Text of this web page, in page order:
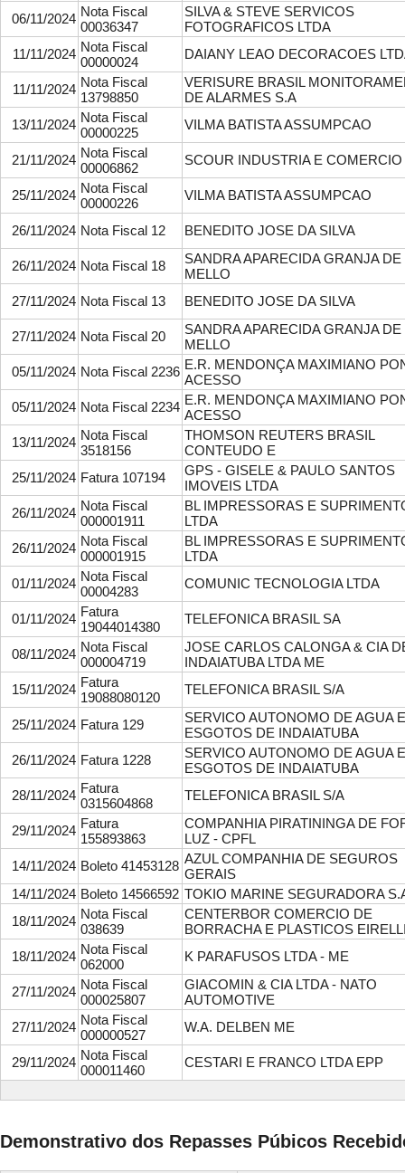
06/11/2024 Nota Fiscal
00036347
SILVA & STEVE SERVICOS
FOTOGRAFICOS LTDA
11/11/2024 Nota Fiscal
00000024
DAIANY LEAO DECORACOES
11/11/2024 Nota Fiscal
13798850
VERISURE BRASIL
DE ALARMES S.A
13/11/2024 Nota Fiscal
00000225
VILMA BATISTA ASSUMPCAO
21/11/2024 Nota Fiscal
00006862
SCOUR INDUSTRIA E COMERCIO
25/11/2024 Nota Fiscal
00000226
VILMA BATISTA ASSUMPCAO
26/11/2024 Nota Fiscal 12 BENEDITO JOSE DA SILVA
26/11/2024 Nota Fiscal 18
SANDRA APARECIDA GRANJA DE
MELLO
27/11/2024 Nota Fiscal 13 BENEDITO JOSE DA SILVA
27/11/2024 Nota Fiscal 20
SANDRA APARECIDA GRANJA DE
MELLO
05/11/2024 Nota Fiscal 2236 E.R. MENDONÇA MAXIMIANO
ACESSO
05/11/2024 Nota Fiscal 2234 E.R. MENDONÇA MAXIMIANO
ACESSO
13/11/2024 Nota Fiscal
3518156
THOMSON REUTERS BRASIL
CONTEUDO E
25/11/2024 Fatura 107194
GPS - GISELE & PAULO SANTOS
IMOVEIS LTDA
26/11/2024 Nota Fiscal
000001911
BL IMPRESSORAS E
LTDA
26/11/2024 Nota Fiscal
000001915
BL IMPRESSORAS E
LTDA
01/11/2024 Nota Fiscal
00004283
COMUNIC TECNOLOGIA LTDA
01/11/2024 Fatura
19044014380
TELEFONICA BRASIL SA
08/11/2024 Nota Fiscal
000004719
JOSE CARLOS CALONGA & CIA
INDAIATUBA LTDA ME
15/11/2024 Fatura
19088080120
TELEFONICA BRASIL S/A
25/11/2024 Fatura 129
SERVICO AUTONOMO DE AGUA E
ESGOTOS DE INDAIATUBA
26/11/2024 Fatura 1228
SERVICO AUTONOMO DE AGUA E
ESGOTOS DE INDAIATUBA
28/11/2024 Fatura
0315604868
TELEFONICA BRASIL S/A
29/11/2024 Fatura
155893863
COMPANHIA PIRATININGA DE
LUZ - CPFL
14/11/2024 Boleto 41453128 AZUL COMPANHIA DE SEGUROS
GERAIS
14/11/2024 Boleto 14566592 TOKIO MARINE SEGURADORA
18/11/2024 Nota Fiscal
038639
CENTERBOR COMERCIO DE
BORRACHA E PLASTICOS
18/11/2024 Nota Fiscal
062000
K PARAFUSOS LTDA - ME
27/11/2024 Nota Fiscal
000025807
GIACOMIN & CIA LTDA - NATO
AUTOMOTIVE
27/11/2024 Nota Fiscal
000000527
W.A. DELBEN ME
29/11/2024 Nota Fiscal
000011460
CESTARI E FRANCO LTDA EPP
Demonstrativo dos Repasses Púbicos